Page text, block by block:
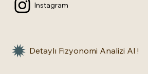
Instagram
Detaylı Fizyonomi Analizi Al !